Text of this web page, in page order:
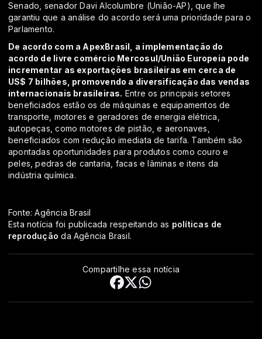
Senado, senador Davi Alcolumbre (União-AP), que lhe
garantiu que a análise do acordo será uma prioridade para o
Parlamento.
De acordo com a ApexBrasil, a implementação do
acordo de livre comércio Mercosul/União Europeia pode
incrementar as exportações brasileiras em cerca de
US$ 7 bilhões, promovendo a diversificação das vendas
internacionais brasileiras. Entre os principais setores
beneficiados estão os de máquinas e equipamentos de
transporte, motores e geradores de energia elétrica,
autopeças, como motores de pistão, e aeronaves,
beneficiados com redução imediata de tarifa. Também são
apontadas oportunidades para produtos como couro e
peles, pedras de cantaria, facas e lâminas e itens da
indústria química.
Fonte: Agência Brasil
Esta notícia foi publicada respeitando as políticas de
reprodução da Agência Brasil.
Compartilhe essa notícia